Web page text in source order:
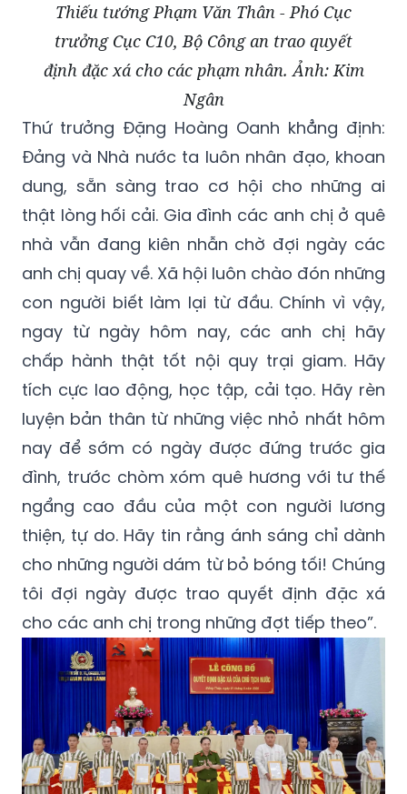
Thiếu tướng Phạm Văn Thân - Phó Cục
trưởng Cục C10, Bộ Công an trao quyết
định đặc xá cho các phạm nhân. Ảnh: Kim
Ngân
Thứ trưởng Đặng Hoàng Oanh khẳng định:
Đảng và Nhà nước ta luôn nhân đạo, khoan
dung, sẵn sàng trao cơ hội cho những ai
thật lòng hối cải. Gia đình các anh chị ở quê
nhà vẫn đang kiên nhẫn chờ đợi ngày các
anh chị quay về. Xã hội luôn chào đón những
con người biết làm lại từ đầu. Chính vì vậy,
ngay từ ngày hôm nay, các anh chị hãy
chấp hành thật tốt nội quy trại giam. Hãy
tích cực lao động, học tập, cải tạo. Hãy rèn
luyện bản thân từ những việc nhỏ nhất hôm
nay để sớm có ngày được đứng trước gia
đình, trước chòm xóm quê hương với tư thế
ngẩng cao đầu của một con người lương
thiện, tự do. Hãy tin rằng ánh sáng chỉ dành
cho những người dám từ bỏ bóng tối! Chúng
tôi đợi ngày được trao quyết định đặc xá
cho các anh chị trong những đợt tiếp theo”.